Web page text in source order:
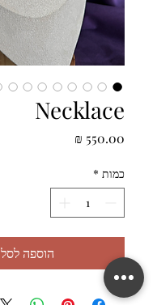
Necklace
כמות *
הוספה לסל